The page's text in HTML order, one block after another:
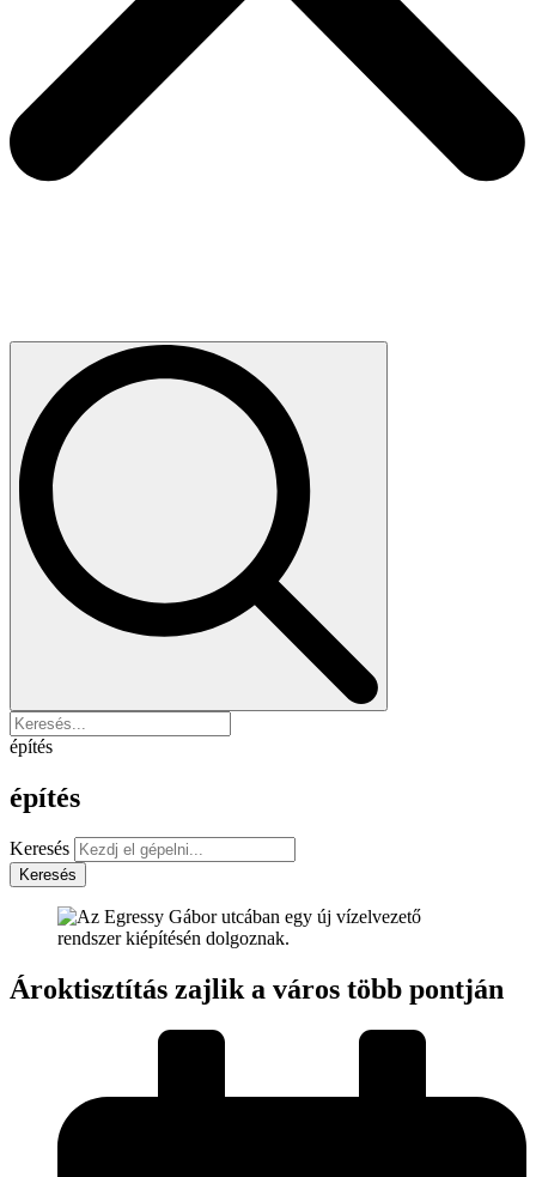
építés
építés
Keresés
Keresés
Ároktisztítás zajlik a város több pontján